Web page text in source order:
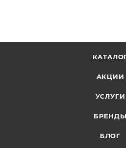
АКЦИИ
УСЛУГИ
БРЕНДЫ
БЛОГ